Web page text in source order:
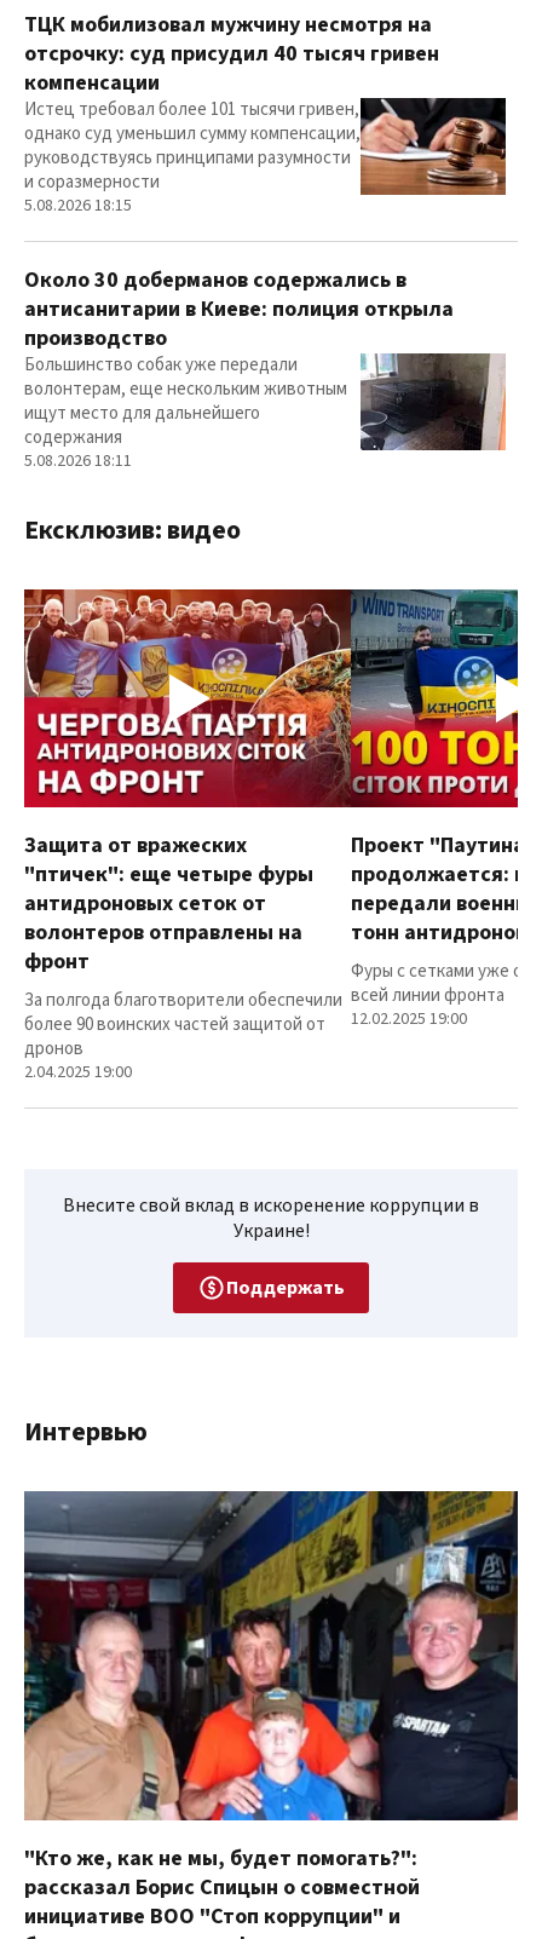
ТЦК мобилизовал мужчину несмотря на
отсрочку: суд присудил 40 тысяч гривен
компенсации
Истец требовал более 101 тысячи гривен,
однако суд уменьшил сумму компенсации,
руководствуясь принципами разумности
и соразмерности
5.08.2026 18:15
Около 30 доберманов содержались в
антисанитарии в Киеве: полиция открыла
производство
Большинство собак уже передали
волонтерам, еще нескольким животным
ищут место для дальнейшего
содержания
5.08.2026 18:11
Ексклюзив: видео
Защита от вражеских
"птичек": еще четыре фуры
антидроновых сеток от
волонтеров отправлены на
фронт
За полгода благотворители обеспечили
более 90 воинских частей защитой от
дронов
2.04.2025 19:00
Проект "Паутина"
продолжается:
передали
тонн
Фуры с сетками уже
всей линии фронта
12.02.2025 19:00
Внесите свой вклад в искоренение коррупции в
Украине!
Поддержать
Интервью
"Кто же, как не мы, будет помогать?":
рассказал Борис Спицын о совместной
инициативе ВОО "Стоп коррупции" и